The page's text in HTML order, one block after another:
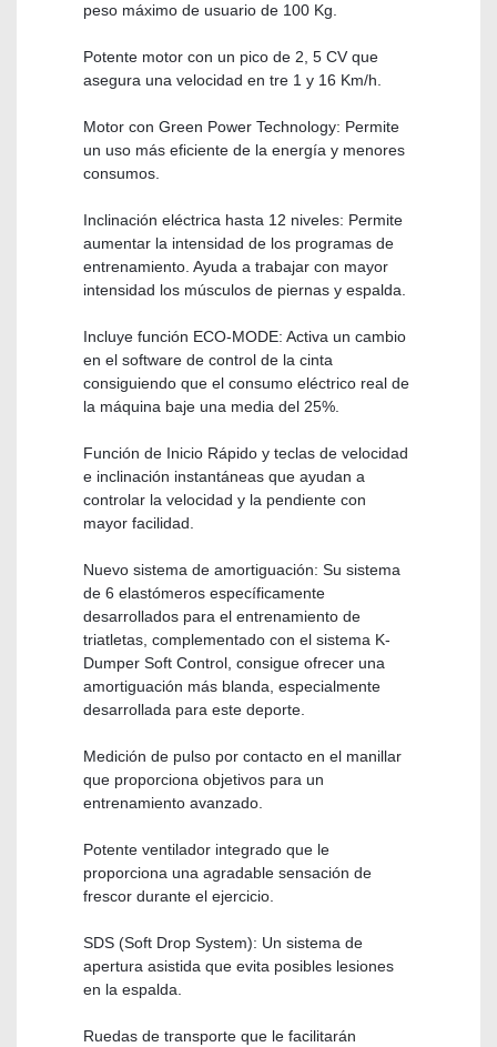
peso máximo de usuario de 100 Kg.
Potente motor con un pico de 2, 5 CV que
asegura una velocidad en tre 1 y 16 Km/h.
Motor con Green Power Technology: Permite
un uso más eficiente de la energía y menores
consumos.
Inclinación eléctrica hasta 12 niveles: Permite
aumentar la intensidad de los programas de
entrenamiento. Ayuda a trabajar con mayor
intensidad los músculos de piernas y espalda.
Incluye función ECO-MODE: Activa un cambio
en el software de control de la cinta
consiguiendo que el consumo eléctrico real de
la máquina baje una media del 25%.
Función de Inicio Rápido y teclas de velocidad
e inclinación instantáneas que ayudan a
controlar la velocidad y la pendiente con
mayor facilidad.
Nuevo sistema de amortiguación: Su sistema
de 6 elastómeros específicamente
desarrollados para el entrenamiento de
triatletas, complementado con el sistema K-
Dumper Soft Control, consigue ofrecer una
amortiguación más blanda, especialmente
desarrollada para este deporte.
Medición de pulso por contacto en el manillar
que proporciona objetivos para un
entrenamiento avanzado.
Potente ventilador integrado que le
proporciona una agradable sensación de
frescor durante el ejercicio.
SDS (Soft Drop System): Un sistema de
apertura asistida que evita posibles lesiones
en la espalda.
Ruedas de transporte que le facilitarán